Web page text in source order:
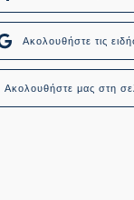
Ακολουθήστε τις
Ακολουθήστε μας στη